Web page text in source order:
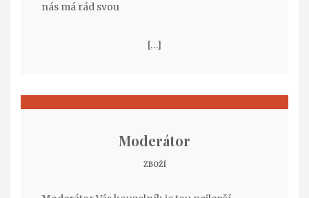
nás má rád svou
[…]
Moderátor
ZBOŽÍ